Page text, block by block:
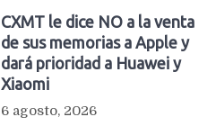
CXMT le dice NO a la venta
de sus memorias a Apple y
dará prioridad a Huawei y
Xiaomi
6 agosto, 2026